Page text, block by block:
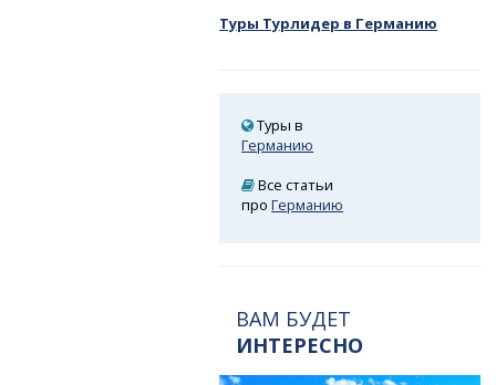
Туры Турлидер в Германию
Туры в
Германию
Все статьи
проГерманию
ВАМ БУДЕТ
ИНТЕРЕСНО